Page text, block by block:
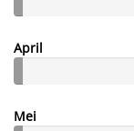
April
Mei